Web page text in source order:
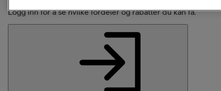
Logg inn for å se hvilke fordeler og rabatter du kan få.